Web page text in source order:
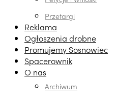
Przetargi
Reklama
Ogłoszenia drobne
Promujemy Sosnowiec
Spacerownik
O nas
Archiwum